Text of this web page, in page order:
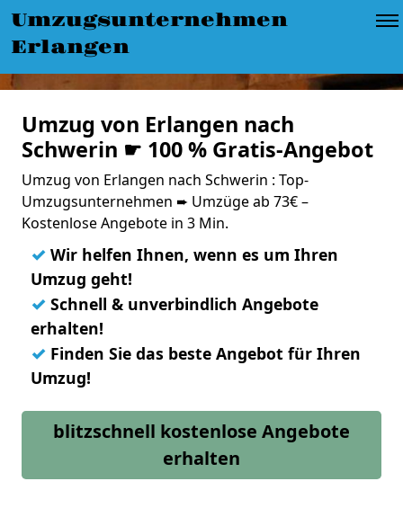
Umzugsunternehmen
Erlangen
Umzug von Erlangen nach
Schwerin ☛ 100 % Gratis-Angebot
Umzug von Erlangen nach Schwerin : Top-
Umzugsunternehmen ➨ Umzüge ab 73€ –
Kostenlose Angebote in 3 Min.
✓ Wir helfen Ihnen, wenn es um Ihren
Umzug geht!
✓ Schnell & unverbindlich Angebote
erhalten!
✓ Finden Sie das beste Angebot für Ihren
Umzug!
blitzschnell kostenlose Angebote
erhalten